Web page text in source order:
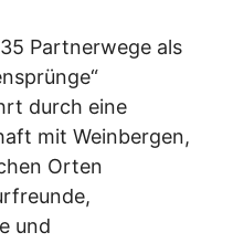
Partnerwege als
durch eine
mit Weinbergen,
Orten
und